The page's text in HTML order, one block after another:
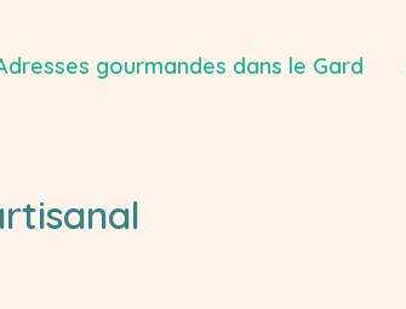
gourmandes dans le Gard